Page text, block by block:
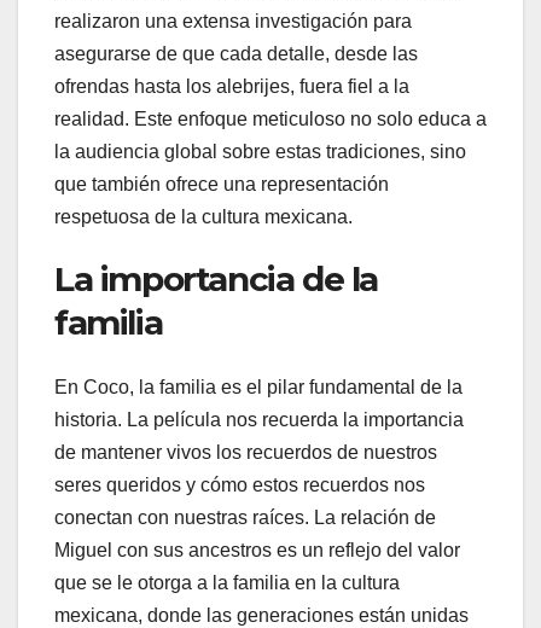
realizaron una extensa investigación para
asegurarse de que cada detalle, desde las
ofrendas hasta los alebrijes, fuera fiel a la
realidad. Este enfoque meticuloso no solo educa a
la audiencia global sobre estas tradiciones, sino
que también ofrece una representación
respetuosa de la cultura mexicana.
La importancia de la
familia
En Coco, la familia es el pilar fundamental de la
historia. La película nos recuerda la importancia
de mantener vivos los recuerdos de nuestros
seres queridos y cómo estos recuerdos nos
conectan con nuestras raíces. La relación de
Miguel con sus ancestros es un reflejo del valor
que se le otorga a la familia en la cultura
mexicana, donde las generaciones están unidas